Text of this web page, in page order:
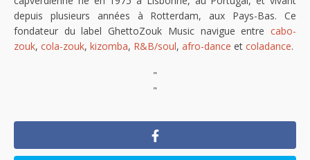
depuis plusieurs années à Rotterdam, aux Pays-Bas. Ce
fondateur du label GhettoZouk Music navigue entre cabo-
zouk, cola-zouk, kizomba, R&B/soul, afro-dance et coladance.
"
"